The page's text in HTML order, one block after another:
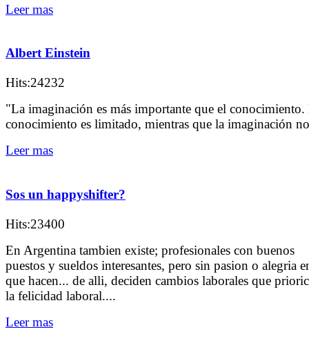
Leer mas
Albert Einstein
Hits:24232
"La imaginación es más importante que el conocimiento.
conocimiento es limitado, mientras que la imaginación
Leer mas
Sos un happyshifter?
Hits:23400
En Argentina tambien existe; profesionales con buenos
puestos y sueldos interesantes, pero sin pasion o alegria
que hacen... de alli, deciden cambios laborales que
la felicidad laboral....
Leer mas